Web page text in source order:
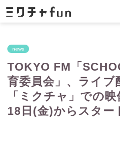
news
TOKYO FM「
育委員会」、ライブ
「ミクチャ」での
18日(金)からスター